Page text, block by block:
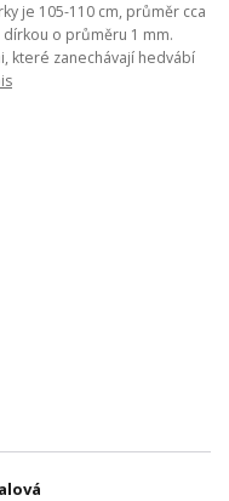
je 105-110 cm, průměr cca
o průměru 1 mm.
které zanechávají hedvábí